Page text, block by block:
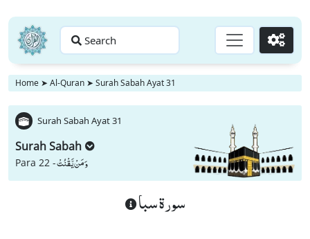
Search Go
Home ➤ Al-Quran ➤ Surah Sabah Ayat 31
Surah Sabah Ayat 31
Surah Sabah
Para 22 -وَ مَنْ یَّقْنُتْ
سورة سبا